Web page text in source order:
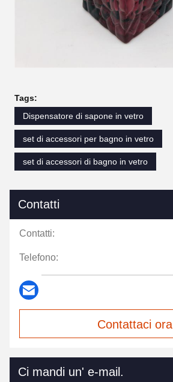
Tags:
Dispensatore di sapone in vetro
set di accessori per bagno in vetro
set di accessori di bagno in vetro
Contatti
Contatti:
Telefono:
Contattaci ora
Ci mandi un' e-mail.